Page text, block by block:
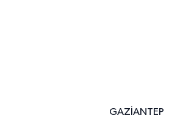
GAZIANTEP